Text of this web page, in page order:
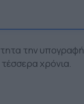
την υπογραφή
χρόνια.